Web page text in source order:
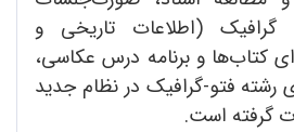
گرافیک (اطلاعات تاریخی و
کتاب‌ها و برنامه درس عکاسی،
رشته فتو-گرافیک در نظام جدید
گرفته است.